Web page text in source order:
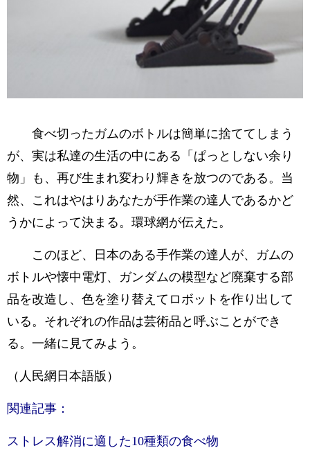
食べ切ったガムのボトルは簡単に捨ててしまう
が、実は私達の生活の中にある「ぱっとしない余り
物」も、再び生まれ変わり輝きを放つのである。当
然、これはやはりあなたが手作業の達人であるかど
うかによって決まる。環球網が伝えた。
このほど、日本のある手作業の達人が、ガムの
ボトルや懐中電灯、ガンダムの模型など廃棄する部
品を改造し、色を塗り替えてロボットを作り出して
いる。それぞれの作品は芸術品と呼ぶことができ
る。一緒に見てみよう。
（人民網日本語版）
関連記事：
ストレス解消に適した10種類の食べ物